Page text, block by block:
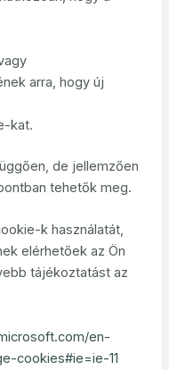
arra, hogy új
kat.
de jellemzően
tehetők meg.
k használatát,
elérhetőek az Ön
tájékoztatást az
en-
cookies#ie=ie-11